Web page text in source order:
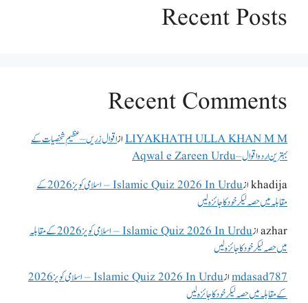
Recent Posts
Recent Comments
LIYAKHATH ULLA KHAN M Mازاقوال زریں – عظیم شخصیات کے
بہترین اردو اقوال – Aqwal e Zareen Urdu
khadijaاز
Islamic Quiz 2026 In Urdu – اسلامی کویز 2026 کے
مقابلہ میں حصہ لیکر خود کا جائزہ لیں
azharاز
Islamic Quiz 2026 In Urdu – اسلامی کویز 2026 کے مقابلہ
میں حصہ لیکر خود کا جائزہ لیں
mdasad787از
Islamic Quiz 2026 In Urdu – اسلامی کویز 2026
کے مقابلہ میں حصہ لیکر خود کا جائزہ لیں